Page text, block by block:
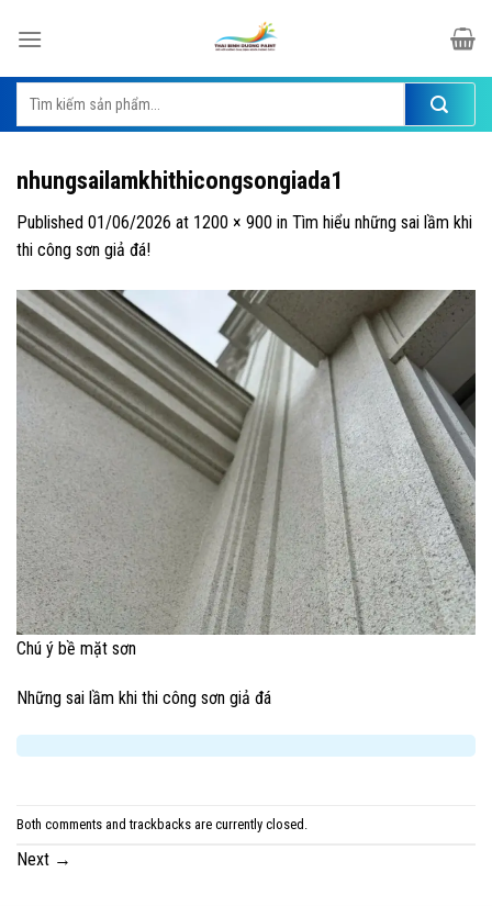
Tìm
kiếm:
nhungsailamkhithicongsongiada1
Published 01/06/2026 at 1200 × 900 in Tìm hiểu những sai lầm khi
thi công sơn giả đá!
Chú ý bề mặt sơn
Những sai lầm khi thi công sơn giả đá
Both comments and trackbacks are currently closed.
Next →